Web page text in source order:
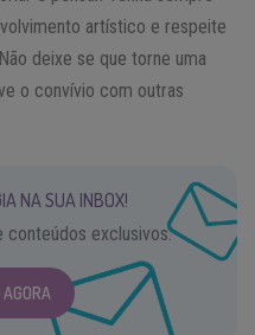
artístico e respeite
deixe se que torne uma
o convívio com outras
NA SUA INBOX!
conteúdos exclusivos.